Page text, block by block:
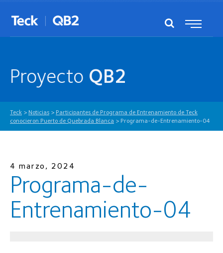
Proyecto QB2
Teck > Noticias > Participantes de Programa de Entrenamiento de Teck
conocieron Puerto de Quebrada Blanca > Programa-de-Entrenamiento-04
4 marzo, 2024
Programa-de-
Entrenamiento-04